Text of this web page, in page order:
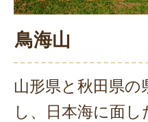
鳥海山
山形県と秋田県の
し、日本海に面し